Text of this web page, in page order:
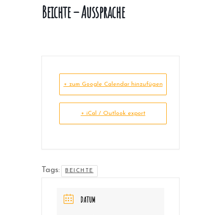
Beichte – Aussprache
+ zum Google Calendar hinzufügen
+ iCal / Outlook export
Tags: BEICHTE
DATUM